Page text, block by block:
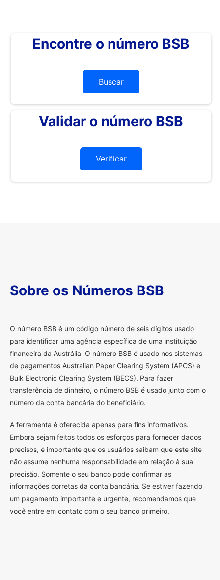
Encontre o número BSB
Buscar
Validar o número BSB
Verificar
Sobre os Números BSB
O número BSB é um código número de seis dígitos usado
para identificar uma agência específica de uma instituição
financeira da Austrália. O número BSB é usado nos sistemas
de pagamentos Australian Paper Clearing System (APCS) e
Bulk Electronic Clearing System (BECS). Para fazer
transferência de dinheiro, o número BSB é usado junto com o
número da conta bancária do beneficiário.
A ferramenta é oferecida apenas para fins informativos.
Embora sejam feitos todos os esforços para fornecer dados
precisos, é importante que os usuários saibam que este site
não assume nenhuma responsabilidade em relação à sua
precisão. Somente o seu banco pode confirmar as
informações corretas da conta bancária. Se estiver fazendo
um pagamento importante e urgente, recomendamos que
você entre em contato com o seu banco primeiro.